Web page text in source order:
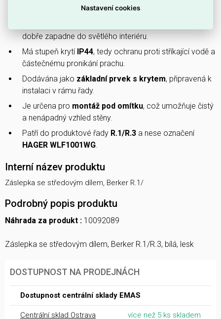
dobře zapadne do světlého interiéru.
Má stupeň krytí IP44, tedy ochranu proti stříkající vodě a
částečnému pronikání prachu.
Dodávána jako základní prvek s krytem, připravená k
instalaci v rámu řady.
Je určena pro montáž pod omítku, což umožňuje čistý
a nenápadný vzhled stěny.
Patří do produktové řady R.1/R.3 a nese označení
HAGER WLF1001WG.
Interní název produktu
Záslepka se středovým dílem, Berker R.1/
Podrobný popis produktu
Náhrada za produkt : 10092089
Záslepka se středovým dílem, Berker R.1/R.3, bílá, lesk
DOSTUPNOST NA PRODEJNÁCH
Dostupnost centrální sklady EMAS
Centrální sklad Ostrava více než 5 ks skladem
Nastavení cookies